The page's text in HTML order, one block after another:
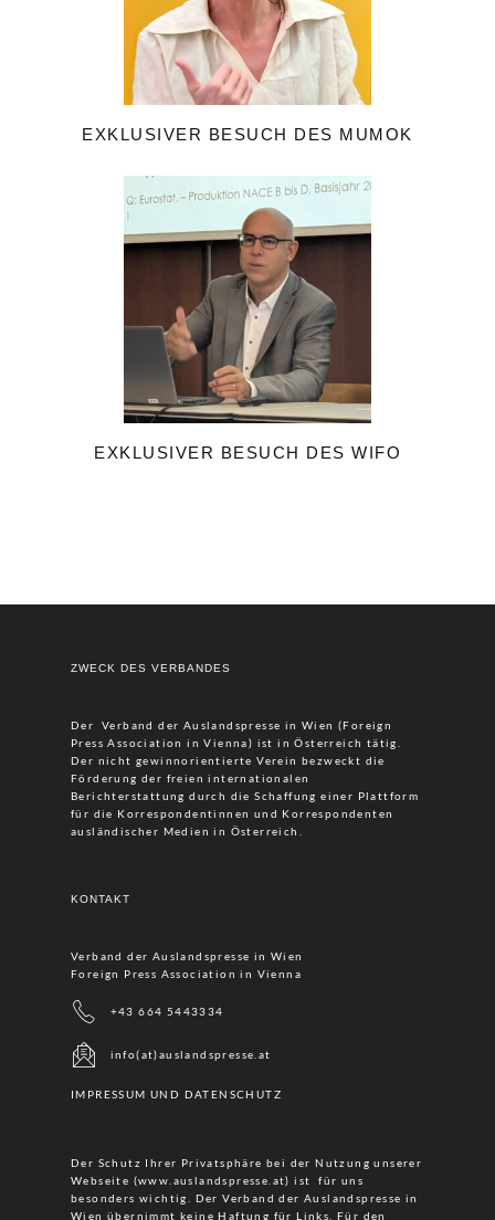
EXKLUSIVER BESUCH DES MUMOK
EXKLUSIVER BESUCH DES WIFO
ZWECK DES VERBANDES
Der Verband der Auslandspresse in Wien (Foreign
Press Association in Vienna) ist in Österreich tätig.
Der nicht gewinnorientierte Verein bezweckt die
Förderung der freien internationalen
Berichterstattung durch die Schaffung einer Plattform
für die Korrespondentinnen und Korrespondenten
ausländischer Medien in Österreich.
KONTAKT
Verband der Auslandspresse in Wien
Foreign Press Association in Vienna
+43 664 5443334
info(at)auslandspresse.at
IMPRESSUM UND DATENSCHUTZ
Der Schutz Ihrer Privatsphäre bei der Nutzung unserer
Webseite (www.auslandspresse.at) ist für uns
besonders wichtig. Der Verband der Auslandspresse in
Wien übernimmt keine Haftung für Links. Für den